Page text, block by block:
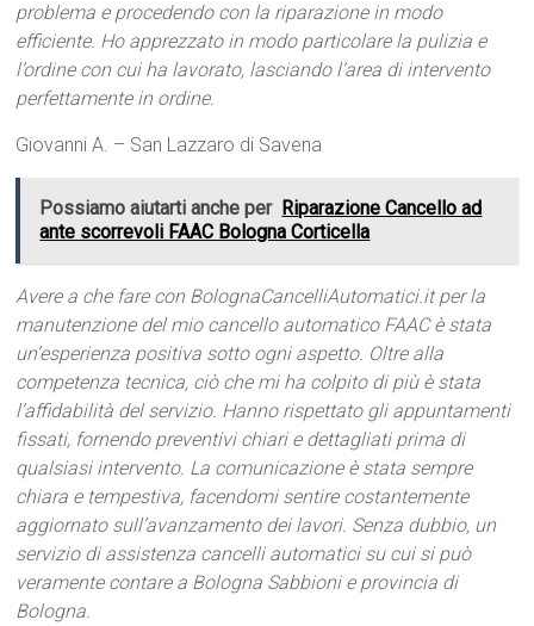
problema e procedendo con la riparazione in modo
efficiente. Ho apprezzato in modo particolare la pulizia e
l’ordine con cui ha lavorato, lasciando l’area di intervento
perfettamente in ordine.
Giovanni A. – San Lazzaro di Savena
Possiamo aiutarti anche per Riparazione Cancello ad
ante scorrevoli FAAC Bologna Corticella
Avere a che fare con BolognaCancelliAutomatici.it per la
manutenzione del mio cancello automatico FAAC è stata
un’esperienza positiva sotto ogni aspetto. Oltre alla
competenza tecnica, ciò che mi ha colpito di più è stata
l’affidabilità del servizio. Hanno rispettato gli appuntamenti
fissati, fornendo preventivi chiari e dettagliati prima di
qualsiasi intervento. La comunicazione è stata sempre
chiara e tempestiva, facendomi sentire costantemente
aggiornato sull’avanzamento dei lavori. Senza dubbio, un
servizio di assistenza cancelli automatici su cui si può
veramente contare a Bologna Sabbioni e provincia di
Bologna.